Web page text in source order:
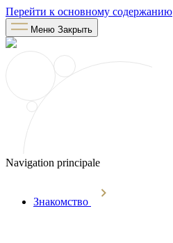
Перейти к основному содержанию
Меню Закрыть
Navigation principale
Знакомство